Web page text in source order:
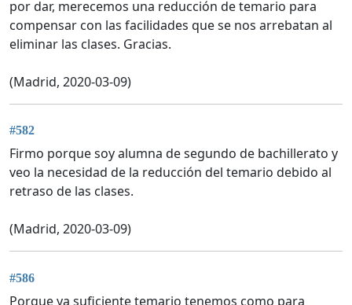
por dar, merecemos una reducción de temario para
compensar con las facilidades que se nos arrebatan al
eliminar las clases. Gracias.
(Madrid, 2020-03-09)
#582
Firmo porque soy alumna de segundo de bachillerato y
veo la necesidad de la reducción del temario debido al
retraso de las clases.
(Madrid, 2020-03-09)
#586
Porque ya suficiente temario tenemos como para